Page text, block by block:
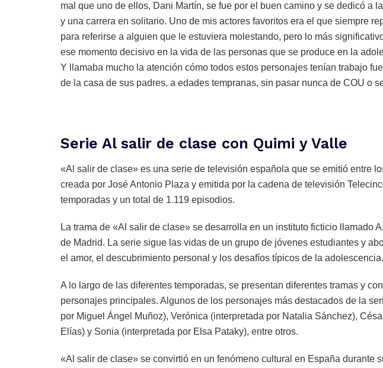
mal que uno de ellos, Dani Martín, se fue por el buen camino y se dedicó a
y una carrera en solitario. Uno de mis actores favoritos era el que siempre
para referirse a alguien que le estuviera molestando, pero lo más
ese momento decisivo en la vida de las personas que se produce en la
Y llamaba mucho la atención cómo todos estos personajes tenían trabajo
de la casa de sus padres, a edades tempranas, sin pasar nunca de COU o
Serie Al salir de clase con Quimi y Valle
«Al salir de clase» es una serie de televisión española que se emitió entre
creada por José Antonio Plaza y emitida por la cadena de televisión
temporadas y un total de 1.119 episodios.
La trama de «Al salir de clase» se desarrolla en un instituto ficticio llamado
de Madrid. La serie sigue las vidas de un grupo de jóvenes estudiantes y
el amor, el descubrimiento personal y los desafíos típicos de la adolescencia.
A lo largo de las diferentes temporadas, se presentan diferentes tramas y
personajes principales. Algunos de los personajes más destacados de la
por Miguel Ángel Muñoz), Verónica (interpretada por Natalia Sánchez),
Elías) y Sonia (interpretada por Elsa Pataky), entre otros.
«Al salir de clase» se convirtió en un fenómeno cultural en España durante